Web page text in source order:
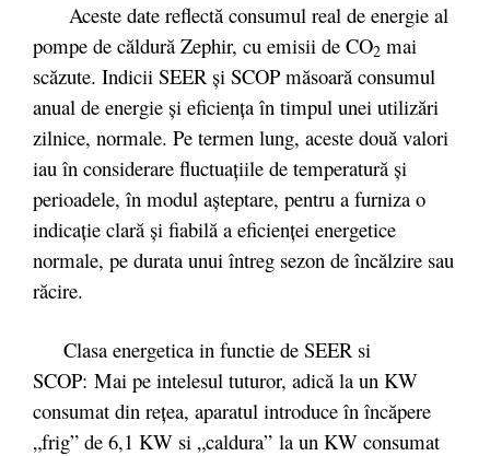
Aceste date reflectă consumul real de energie al
pompe de căldură Zephir, cu emisii de CO2 mai
scăzute. Indicii SEER şi SCOP măsoară consumul
anual de energie şi eficienţa în timpul unei utilizări
zilnice, normale. Pe termen lung, aceste două valori
iau în considerare fluctuaţiile de temperatură şi
perioadele, în modul aşteptare, pentru a furniza o
indicaţie clară şi fiabilă a eficienţei energetice
normale, pe durata unui întreg sezon de încălzire sau
răcire.
Clasa energetica in functie de SEER si
SCOP: Mai pe intelesul tuturor, adică la un KW
consumat din reţea, aparatul introduce în încăpere
„frig” de 6,1 KW si „caldura” la un KW consumat